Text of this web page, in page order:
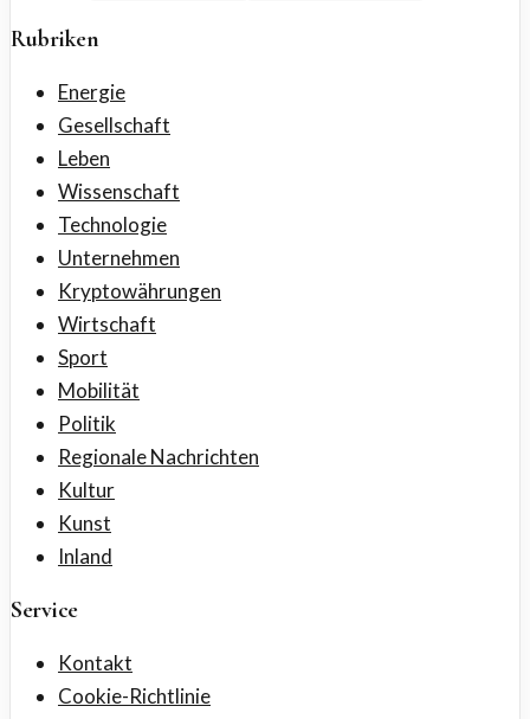
Rubriken
Energie
Gesellschaft
Leben
Wissenschaft
Technologie
Unternehmen
Kryptowährungen
Wirtschaft
Sport
Mobilität
Politik
Regionale Nachrichten
Kultur
Kunst
Inland
Service
Kontakt
Cookie-Richtlinie